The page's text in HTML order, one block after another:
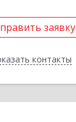
заявку
контакты
заявку
Назад